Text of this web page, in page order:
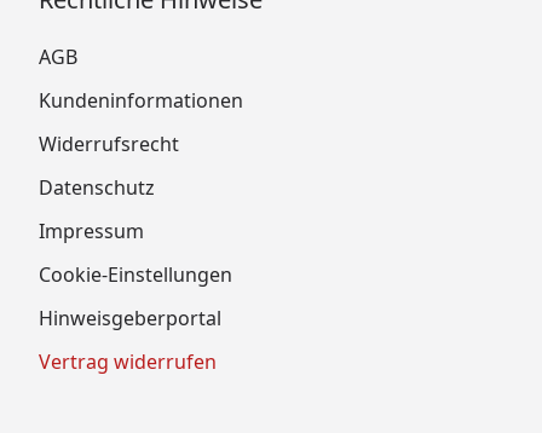
AGB
Kundeninformationen
Widerrufsrecht
Datenschutz
Impressum
Cookie-Einstellungen
Hinweisgeberportal
Vertrag widerrufen